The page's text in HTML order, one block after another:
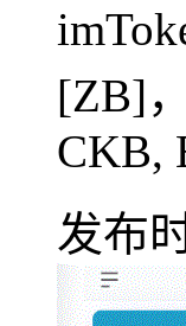
[ZB]
CKB,
发布